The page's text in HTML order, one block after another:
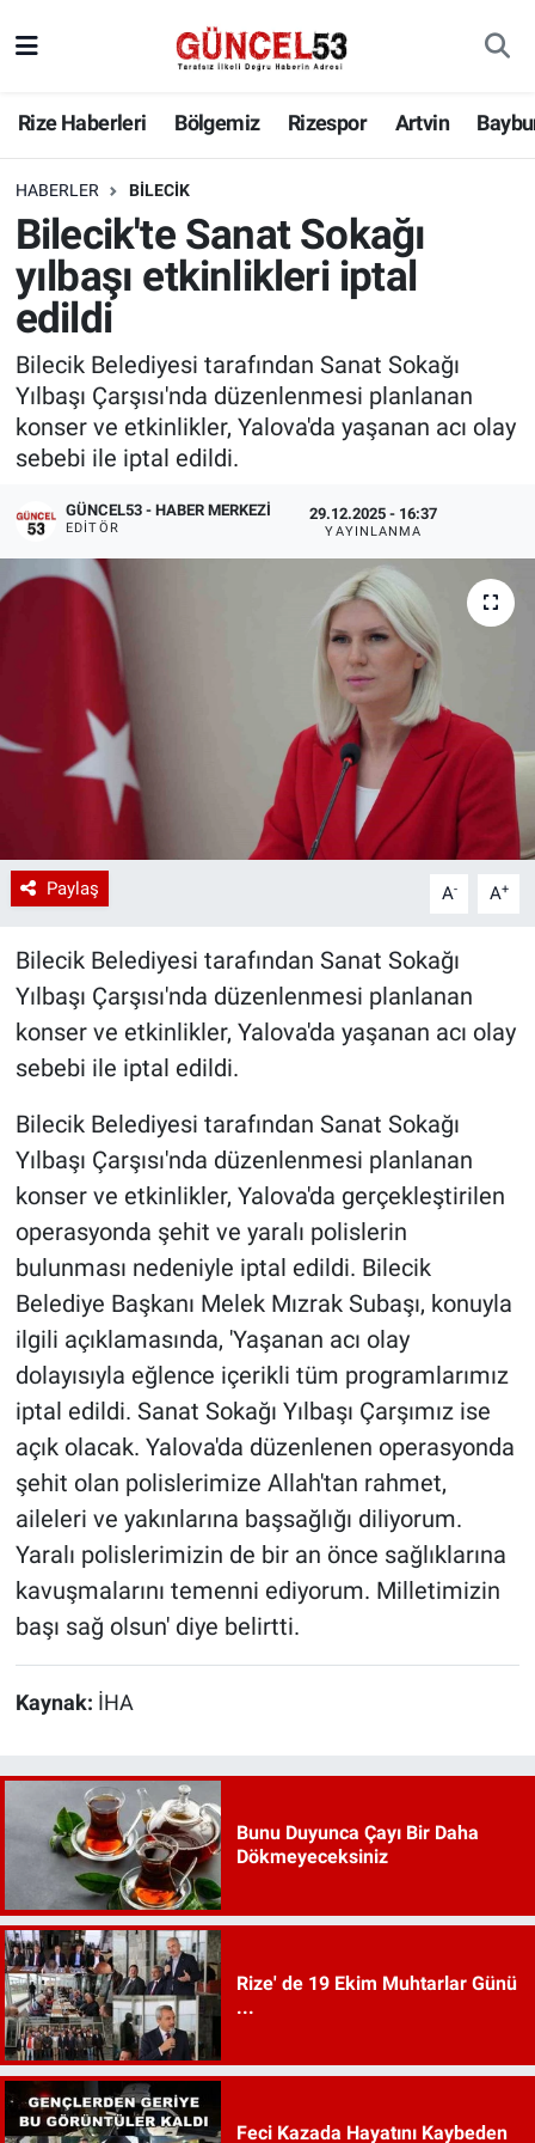
Rize Haberleri Bölgemiz Rizespor Artvin
HABERLER BILECIK
Bilecik'te Sanat Sokağı
yılbaşı etkinlikleri iptal
edildi
Bilecik Belediyesi tarafından Sanat Sokağı
Yılbaşı Çarşısı'nda düzenlenmesi planlanan
konser ve etkinlikler, Yalova'da yaşanan acı olay
sebebi ile iptal edildi.
GÜNCEL53 - HABER MERKEZI
EDITÖR
29.12.2025 - 16:37
YAYINLANMA
Paylaş A- A+
Bilecik Belediyesi tarafından Sanat Sokağı
Yılbaşı Çarşısı'nda düzenlenmesi planlanan
konser ve etkinlikler, Yalova'da yaşanan acı olay
sebebi ile iptal edildi.
Bilecik Belediyesi tarafından Sanat Sokağı
Yılbaşı Çarşısı'nda düzenlenmesi planlanan
konser ve etkinlikler, Yalova'da gerçekleştirilen
operasyonda şehit ve yaralı polislerin
bulunması nedeniyle iptal edildi. Bilecik
Belediye Başkanı Melek Mızrak Subaşı, konuyla
ilgili açıklamasında, 'Yaşanan acı olay
dolayısıyla eğlence içerikli tüm programlarımız
iptal edildi. Sanat Sokağı Yılbaşı Çarşımız ise
açık olacak. Yalova'da düzenlenen operasyonda
şehit olan polislerimize Allah'tan rahmet,
aileleri ve yakınlarına başsağlığı diliyorum.
Yaralı polislerimizin de bir an önce sağlıklarına
kavuşmalarını temenni ediyorum. Milletimizin
başı sağ olsun' diye belirtti.
Kaynak: İHA
Bunu Duyunca Çayı Bir Daha
Dökmeyeceksiniz
Rize' de 19 Ekim Muhtarlar Günü
...
Feci Kazada Hayatını Kaybeden